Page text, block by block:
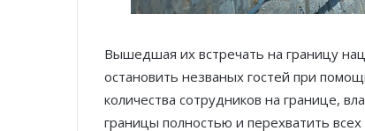
Вышедшая их встречать на границу
остановить незваных гостей при
количества сотрудников на границе,
границы полностью и перехватить